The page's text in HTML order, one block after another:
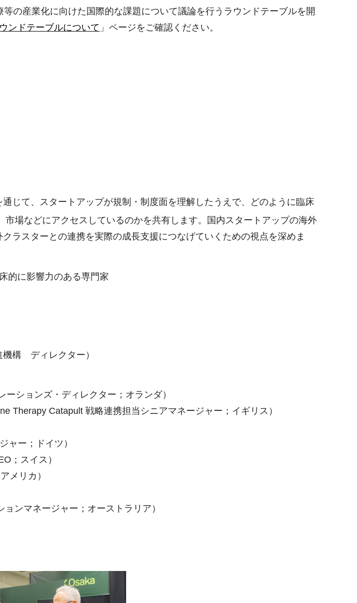
の産業化に向けた国際的な課題について議論を行うラウンドテーブルを開
ンドテーブルについて 」ページをご確認ください。
じて、スタートアップが規制・制度面を理解したうえで、どのように臨床
場などにアクセスしているのかを共有します。国内スタートアップの海外
ラスターとの連携を実際の成長支援につなげていくための視点を深めま
に影響力のある専門家
構 ディレクター）
ションズ・ディレクター；オランダ）
Catapult 戦略連携担当シニアマネージャー；イギリス）
ャー；ドイツ）
；スイス）
メリカ）
ンマネージャー；オーストラリア）